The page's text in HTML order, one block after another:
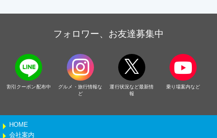
フォロワー、お友達募集中
割引クーポン配布中
グルメ・旅行情報な
ど
運行状況など最新情
報
乗り場案内など
HOME
会社案内